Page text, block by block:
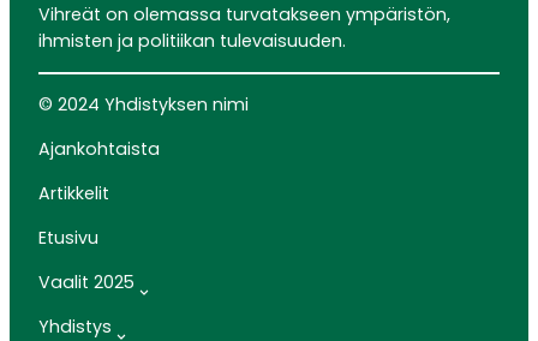
Vihreät on olemassa turvatakseen ympäristön,
ihmisten ja politiikan tulevaisuuden.
© 2024 Yhdistyksen nimi
Ajankohtaista
Artikkelit
Etusivu
Vaalit 2025
Yhdistys